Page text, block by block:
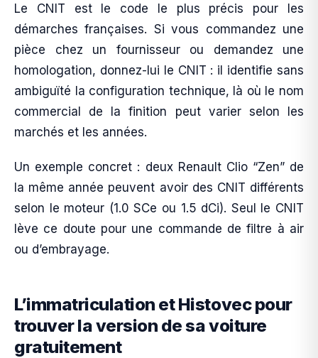
Le CNIT est le code le plus précis pour les
démarches françaises. Si vous commandez une
pièce chez un fournisseur ou demandez une
homologation, donnez-lui le CNIT : il identifie sans
ambiguïté la configuration technique, là où le nom
commercial de la finition peut varier selon les
marchés et les années.
Un exemple concret : deux Renault Clio “Zen” de
la même année peuvent avoir des CNIT différents
selon le moteur (1.0 SCe ou 1.5 dCi). Seul le CNIT
lève ce doute pour une commande de filtre à air
ou d’embrayage.
L’immatriculation et Histovec pour
trouver la version de sa voiture
gratuitement